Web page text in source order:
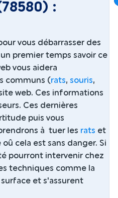
:
vous débarrasser des
premier temps savoir ce
vous aidera
communs (rats, souris,
web. Ces informations
Ces dernières
puis vous
à tuer les rats et
cela est sans danger. Si
pourront intervenir chez
techniques comme la
et s'assurent